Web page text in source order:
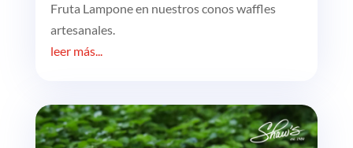
Fruta Lampone en nuestros conos waffles
artesanales.
leer más...